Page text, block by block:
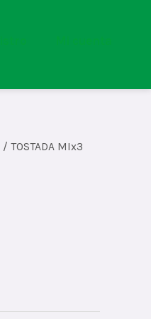
/ TOSTADA MIx3